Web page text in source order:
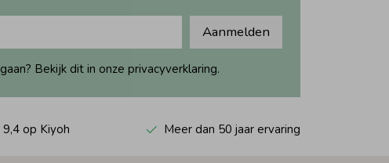
Aanmelden
Bekijk dit in onze privacyverklaring.
op Kiyoh Meer dan 50 jaar ervaring